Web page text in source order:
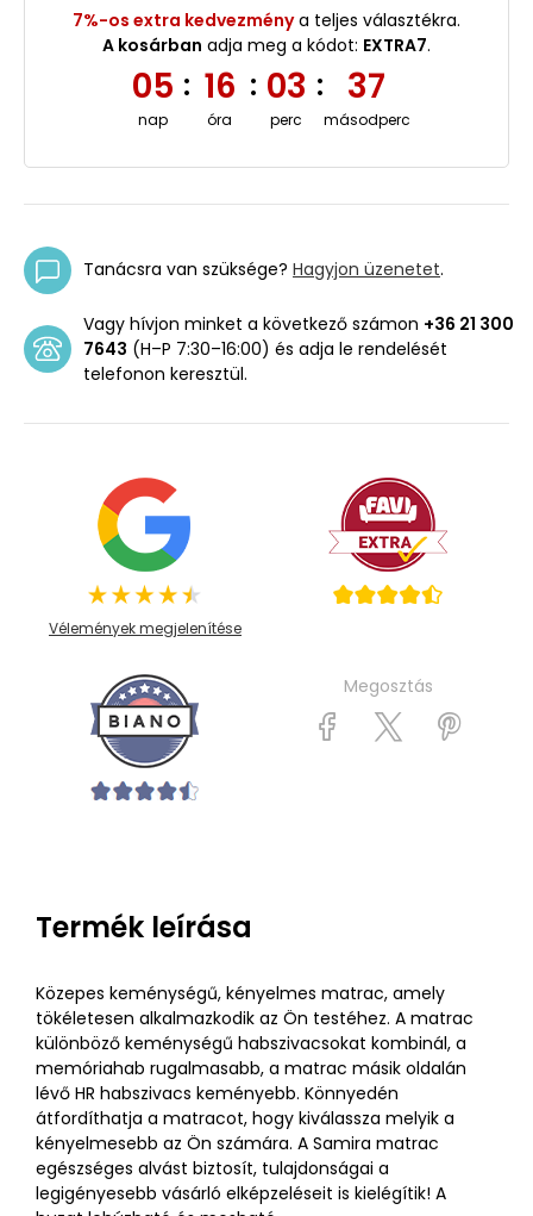
7%-os extra kedvezménya teljes választékra.
A kosárban adja meg a kódot: EXTRA7.
05
nap
: 16
óra
: 03
perc
: 36
másodperc
Tanácsra van szüksége? Hagyjon üzenetet.
Vagy hívjon minket a következő számon +36 21 300
7643 (H–P 7:30–16:00) és adja le rendelését
telefonon keresztül.
Vélemények megjelenítése
Megosztás
Termék leírása
Közepes keménységű, kényelmes matrac, amely
tökéletesen alkalmazkodik az Ön testéhez. A matrac
különböző keménységű habszivacsokat kombinál, a
memóriahab rugalmasabb, a matrac másik oldalán
lévő HR habszivacs keményebb. Könnyedén
átfordíthatja a matracot, hogy kiválassza melyik a
kényelmesebb az Ön számára. A Samira matrac
egészséges alvást biztosít, tulajdonságai a
legigényesebb vásárló elképzeléseit is kielégítik! A